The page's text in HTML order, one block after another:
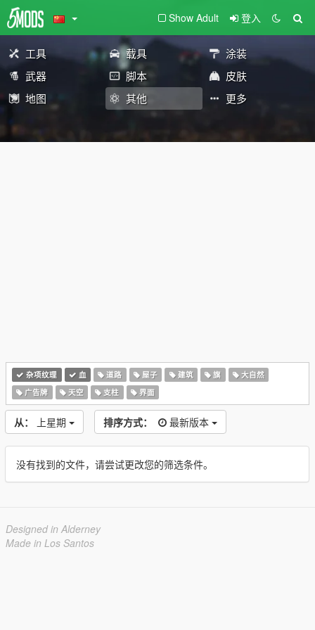
Show Adult 登入
工具 载具
涂装
武器
脚本
皮肤
地图
其他 更多
杂项纹理 血 道路 屋子 建筑 旗
大自然
广告牌
天空 支柱 界面
从： 上星期 排序方式： 最新版本
没有找到的文件，请尝试更改您的筛选条件。
Designed in Alderney
Made in Los Santos